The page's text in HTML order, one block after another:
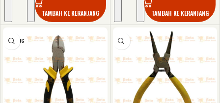
TAMBAH KE KERANJANG TAMBAH KE KERANJANG
KOSONG